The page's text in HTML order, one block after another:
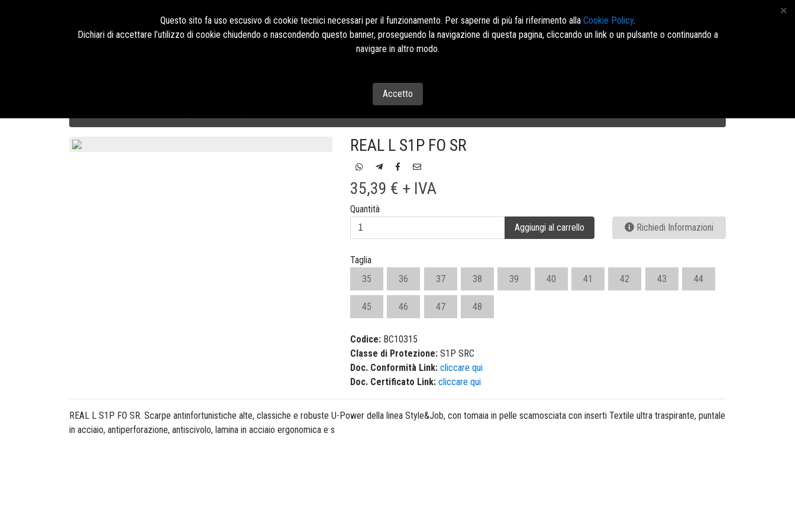
Contatti Tel:+39 085 4164960 - E-mail: info@marinopavone.it - Ordini:https://dms.marinopavone.it/
REAL L S1P FO SR
35,39 € + IVA
Quantità
Aggiungi al carrello
Richiedi Informazioni
Taglia
35
36 37 38 39 40 41 42 43 44
45 46 47 48
Codice: BC10315
Classe di Protezione: S1P SRC
Doc. Conformità Link: cliccare qui
Doc. Certificato Link: cliccare qui
REAL L S1P FO SR. Scarpe antinfortunistiche alte, classiche e robuste U-Power della linea Style&Job, con tomaia in pelle scamosciata con inserti Textile ultra traspirante, puntale
in acciaio, antiperforazione, antiscivolo, lamina in acciaio ergonomica e s
Questo sito fa uso escusivo di cookie tecnici necessari per il funzionamento. Per saperne di più fai riferimento alla Cookie Policy.
Dichiari di accettare l’utilizzo di cookie chiudendo o nascondendo questo banner, proseguendo la navigazione di questa pagina, cliccando un link o un pulsante o continuando a
navigare in altro modo.
Accetto